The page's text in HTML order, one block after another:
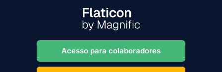
Acesso para colaboradores